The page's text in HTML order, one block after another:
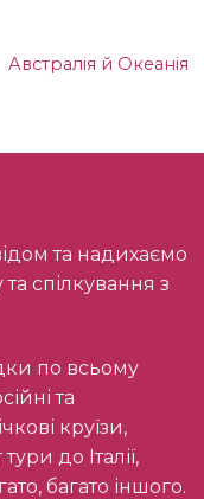
Австралія й Океанія
спілкування з
та
круїзи,
до Італії,
багато іншого.